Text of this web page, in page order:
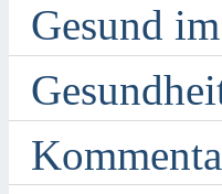
Gesund